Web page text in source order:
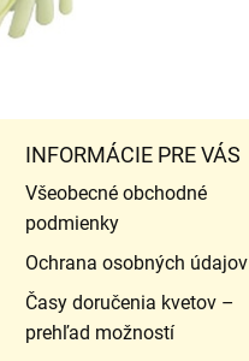
INFORMÁCIE PRE VÁS
Všeobecné obchodné
podmienky
Ochrana osobných údajov
Časy doručenia kvetov –
prehľad možností